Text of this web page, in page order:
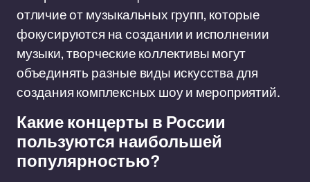
отличие от музыкальных групп, которые
фокусируются на создании и исполнении
музыки, творческие коллективы могут
объединять разные виды искусства для
создания комплексных шоу и мероприятий.
Какие концерты в России
пользуются наибольшей
популярностью?